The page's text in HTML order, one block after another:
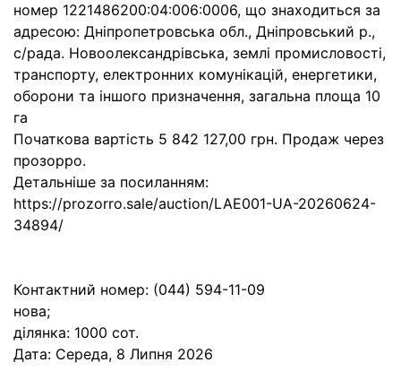
номер 1221486200:04:006:0006, що знаходиться за
адресою: Дніпропетровська обл., Дніпровський р.,
с/рада. Новоолександрівська, землі промисловості,
транспорту, електронних комунікацій, енергетики,
оборони та іншого призначення, загальна площа 10
га
Початкова вартість 5 842 127,00 грн. Продаж через
прозорро.
Детальніше за посиланням:
https://prozorro.sale/auction/LAE001-UA-20260624-
34894/
Контактний номер: (044) 594-11-09
нова;
ділянка: 1000 сот.
Дата: Середа, 8 Липня 2026